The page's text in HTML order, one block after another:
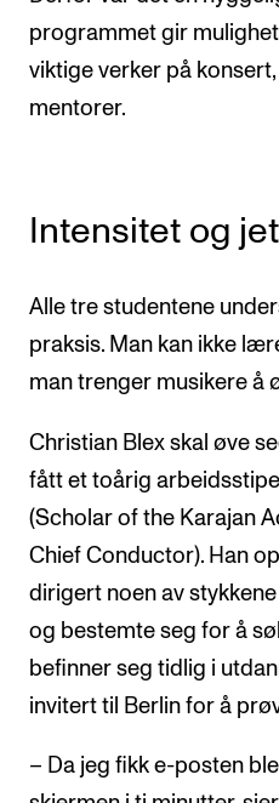
programmet gir
viktige verker på
mentorer.
Intensitet og
Alle tre studentene
praksis. Man kan ikke
man trenger musikere å
Christian Blex skal øve
fått et toårig
(Scholar of the Karajan
Chief Conductor). Han
dirigert noen av
og bestemte seg for å
befinner seg tidlig i
invitert til Berlin for å
– Da jeg fikk e-posten